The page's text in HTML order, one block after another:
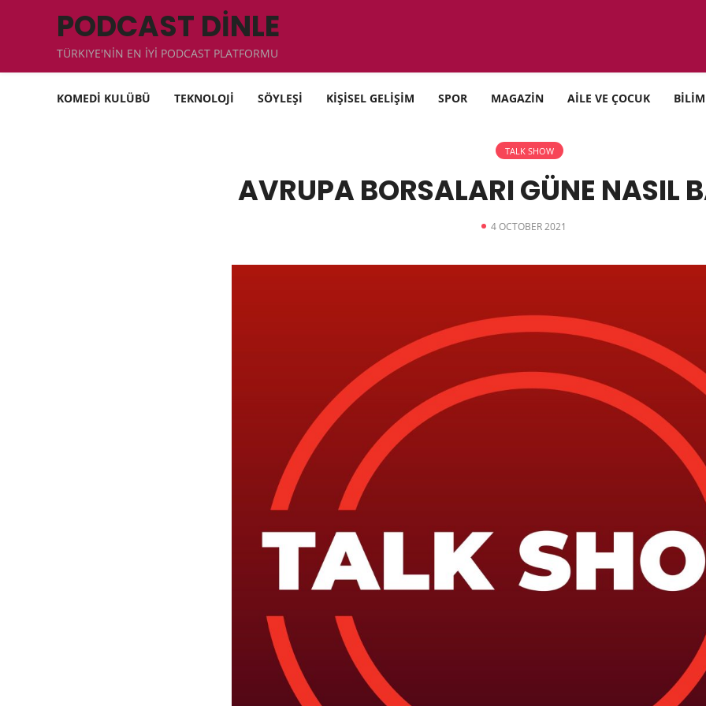
PODCAST DİNLE
TÜRKIYE'NİN EN İYİ PODCAST PLATFORMU
KOMEDİ KULÜBÜ TEKNOLOJİ SÖYLEŞİ KİŞİSEL GELİŞİM SPOR MAGAZİN AİLE VE ÇOCUK BİLİM
TALK SHOW
AVRUPA BORSALARI GÜNE NASIL
4 OCTOBER 2021